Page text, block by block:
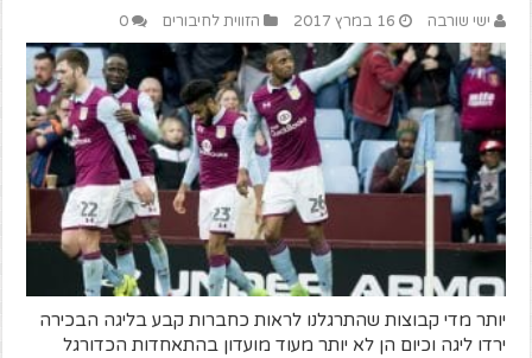
ישי שורבה 16 במרץ 2017 הזווית לחיבורים 0
יותר מדי קבוצות שהתרגלנו לראות כחברות קבע בליגה הבכירה
ירדו ליגה וכיום הן לא יותר מעוד מועדון בהתאחדות הכדורגל